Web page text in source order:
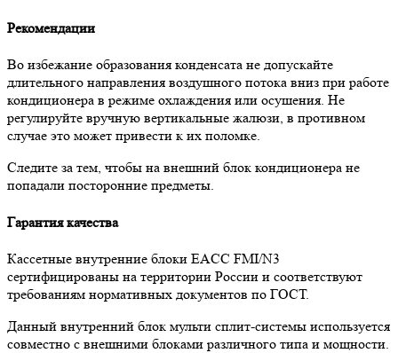
Рекомендации
Во избежание образования конденсата не допускайте
длительного направления воздушного потока вниз при работе
кондиционера в режиме охлаждения или осушения. Не
регулируйте вручную вертикальные жалюзи, в противном
случае это может привести к их поломке.
Следите за тем, чтобы на внешний блок кондиционера не
попадали посторонние предметы.
Гарантия качества
Кассетные внутренние блоки EACC FMI/N3
сертифицированы на территории России и соответствуют
требованиям нормативных документов по ГОСТ.
Данный внутренний блок мульти сплит-системы используется
совместно с внешними блоками различного типа и мощности.